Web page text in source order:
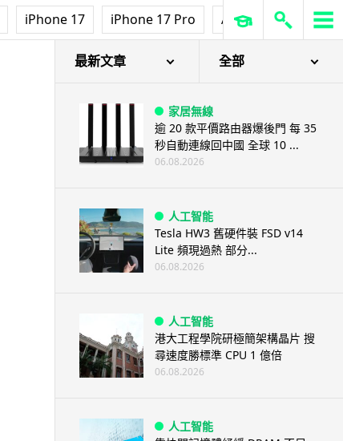
iPhone 17 iPhone 17 Pro AirPods Pro 3
最新文章 全部
家居無線
逾 20 款平價路由器爆後門 每 35
秒自動連線回中國 全球 10 ...
06.08.2026
人工智能
Tesla HW3 舊硬件裝 FSD v14
Lite 頻現過熱 部分...
06.08.2026
人工智能
港大工程學院研極簡架構晶片 搜
尋速度勝標準 CPU 1 億倍
06.08.2026
人工智能